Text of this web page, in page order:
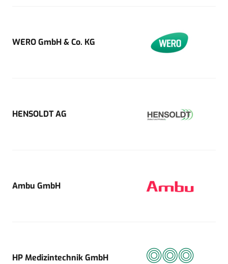
WERO GmbH & Co. KG
HENSOLDT AG
Ambu GmbH
HP Medizintechnik GmbH